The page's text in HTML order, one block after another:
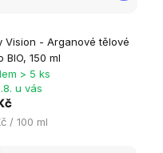
Vision - Arganové tělové
BIO, 150 ml
> 5 ks
u vás
/ 100 ml